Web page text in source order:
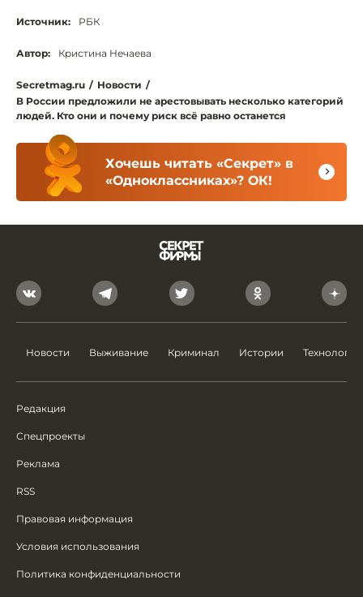
Источник: РБК
Автор: Кристина Нечаева
Secretmag.ru / Новости /
В России предложили не арестовывать несколько категорий
людей. Кто они и почему риск всё равно останется
Хочешь читать «Секрет» в
«Одноклассниках»? ОК!
Новости Выживание Криминал Истории Технологии
Редакция
Спецпроекты
Реклама
RSS
Правовая информация
Условия использования
Политика конфиденциальности